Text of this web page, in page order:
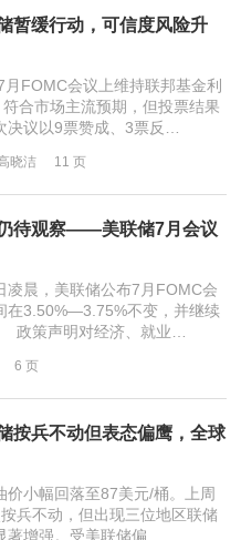
暂缓行动，可信度风险升
会议上维持联邦基金利
合市场主流预期，但投票结果
决议以9票赞成、3票反…
晓洁 11 页
待观察——美联储7月会议
，美联储公布7月FOMC会
在3.50%—3.75%不变，并继续
声明对经济、就业…
6 页
按兵不动但表态偏鹰，全球
小幅回落至87美元/桶。上周
兵不动，但出现三位地区联储
著增强。受美联储偏…